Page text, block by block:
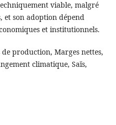
viable, malgré
et son adoption dépend
et institutionnels.
production, Marges nettes,
climatique, Saïs,